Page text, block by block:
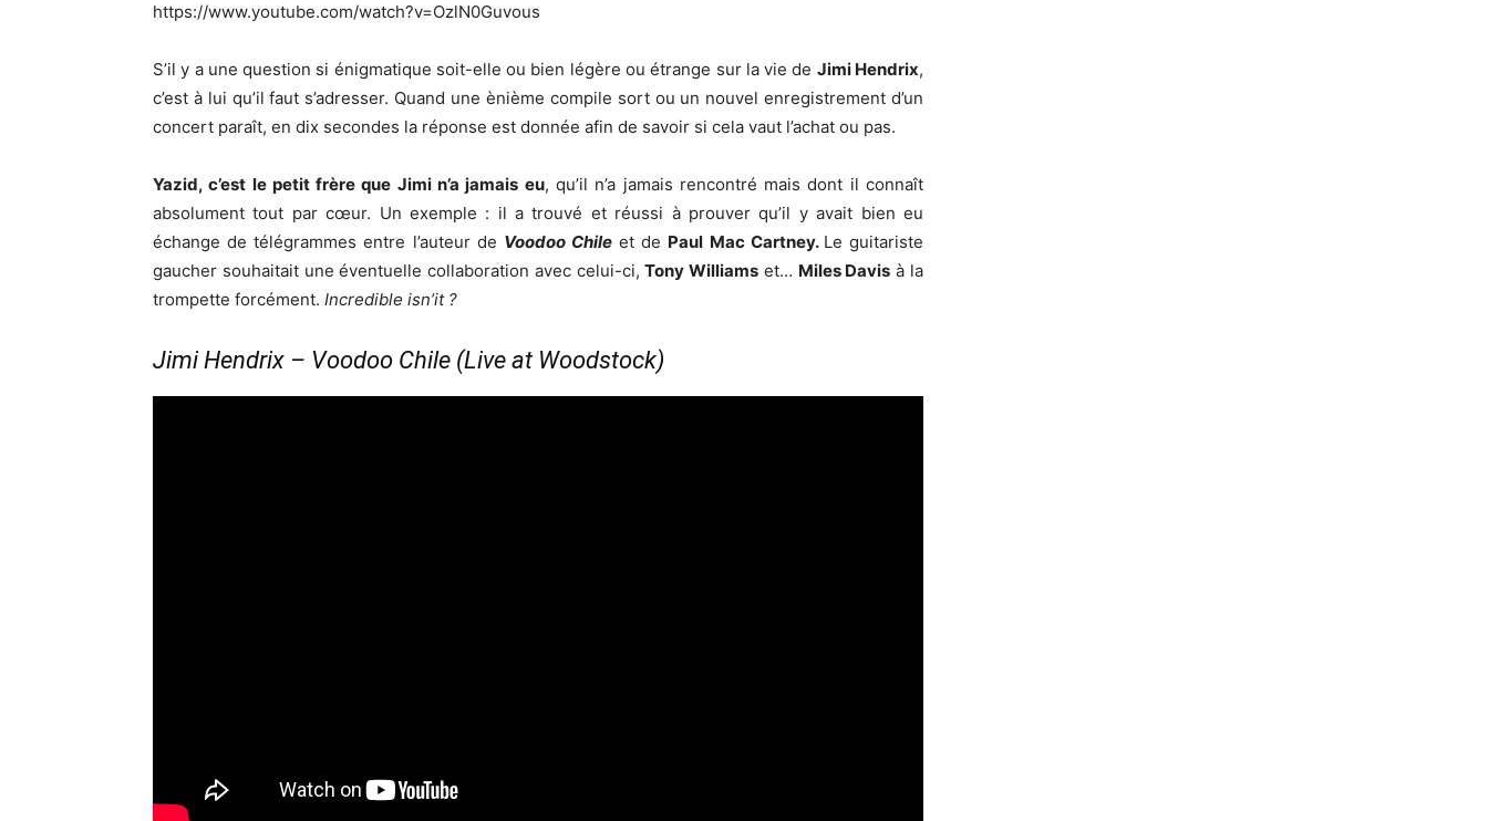
https://www.youtube.com/watch?v=OzlN0Guvous
S’il y a une question si énigmatique soit-elle ou bien légère ou étrange sur la vie de Jimi Hendrix,
c’est à lui qu’il faut s’adresser. Quand une ènième compile sort ou un nouvel enregistrement d’un
concert paraît, en dix secondes la réponse est donnée afin de savoir si cela vaut l’achat ou pas.
Yazid, c’est le petit frère que Jimi n’a jamais eu, qu’il n’a jamais rencontré mais dont il connaît
absolument tout par cœur. Un exemple : il a trouvé et réussi à prouver qu’il y avait bien eu
échange de télégrammes entre l’auteur de Voodoo Chile et de Paul Mac Cartney. Le guitariste
gaucher souhaitait une éventuelle collaboration avec celui-ci,Tony Williams et… Miles Davis à la
trompette forcément. Incredible isn’it ?
Jimi Hendrix – Voodoo Chile (Live at Woodstock)